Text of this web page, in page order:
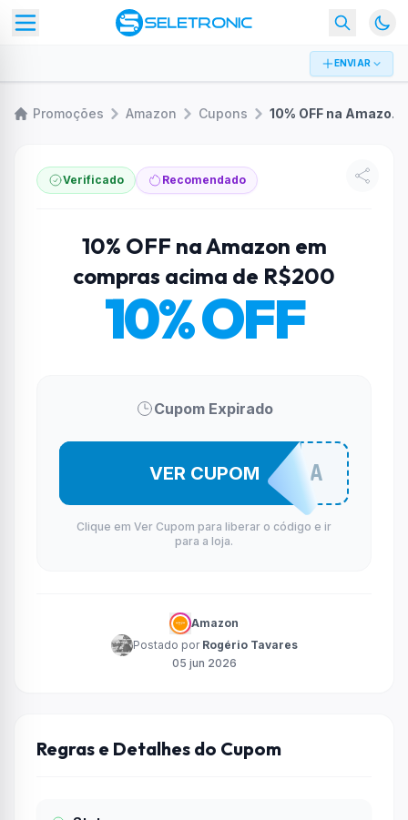
ENVIAR
Promoções Amazon Cupons 10% OFF na Amazon em compras acima de R$200
Verificado Recomendado
10% OFF na Amazon em
compras acima de R$200
10% OFF
Cupom Expirado
EMENDA
VER CUPOM
Clique em Ver Cupom para liberar o código e ir
para a loja.
Amazon
Postado por Rogério Tavares
05 jun 2026
Regras e Detalhes do Cupom